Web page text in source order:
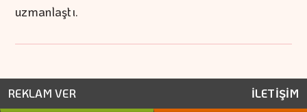
uzmanlaştı.
REKLAM VER İLETİŞİM